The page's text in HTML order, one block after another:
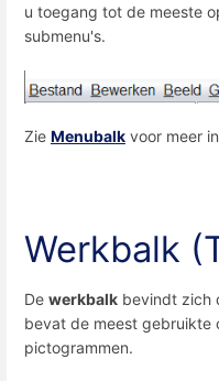
u toegang tot de meeste
submenu's.
Zie Menubalk voor meer
Werkbalk
De werkbalk bevindt zich
bevat de meest gebruikte
pictogrammen.